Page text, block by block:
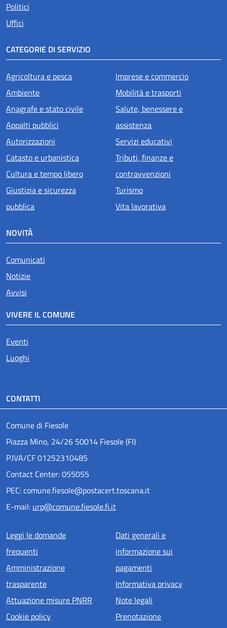
Politici
Uffici
CATEGORIE DI SERVIZIO
Agricoltura e pesca
Ambiente
Anagrafe e stato civile
Appalti pubblici
Autorizzazioni
Catasto e urbanistica
Cultura e tempo libero
Giustizia e sicurezza
pubblica
Imprese e commercio
Mobilità e trasporti
Salute, benessere e
assistenza
Servizi educativi
Tributi, finanze e
contravvenzioni
Turismo
Vita lavorativa
NOVITÀ
Comunicati
Notizie
Avvisi
VIVERE IL COMUNE
Eventi
Luoghi
CONTATTI
Comune di Fiesole
Piazza Mino, 24/26 50014 Fiesole (FI)
P.IVA/CF 01252310485
Contact Center: 055055
PEC: comune.fiesole@postacert.toscana.it
E-mail: urp@comune.fiesole.fi.it
Menu piè di pagina
Leggi le domande
frequenti
Amministrazione
trasparente
Attuazione misure PNRR
Cookie policy
Dati generali e
informazione sui
pagamenti
Informativa privacy
Note legali
Prenotazione